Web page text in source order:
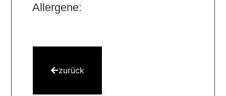
Allergene:
zurück